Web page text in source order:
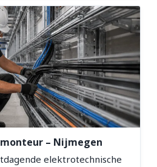
– Nijmegen
elektrotechnische